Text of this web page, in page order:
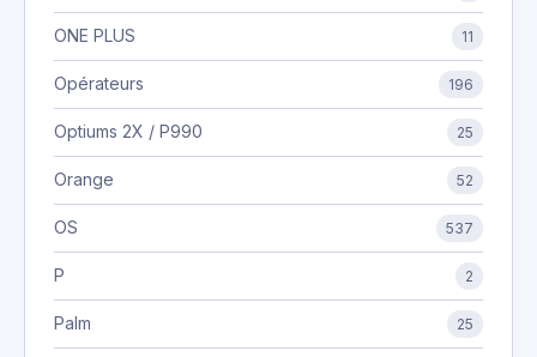
ONE PLUS 11
Opérateurs 196
Optiums 2X / P990 25
Orange 52
OS 537
P 2
Palm 25